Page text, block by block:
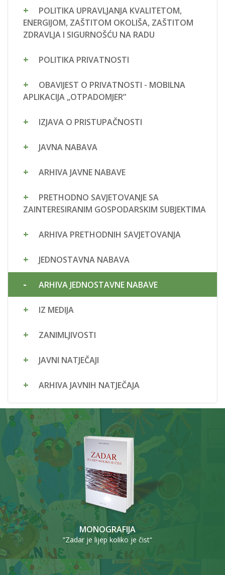
POLITIKA UPRAVLJANJA KVALITETOM,
ENERGIJOM, ZAŠTITOM OKOLIŠA, ZAŠTITOM
ZDRAVLJA I SIGURNOŠĆU NA RADU
POLITIKA PRIVATNOSTI
OBAVIJEST O PRIVATNOSTI - MOBILNA
APLIKACIJA „OTPADOMJER”
IZJAVA O PRISTUPAČNOSTI
JAVNA NABAVA
ARHIVA JAVNE NABAVE
PRETHODNO SAVJETOVANJE SA
ZAINTERESIRANIM GOSPODARSKIM SUBJEKTIMA
ARHIVA PRETHODNIH SAVJETOVANJA
JEDNOSTAVNA NABAVA
ARHIVA JEDNOSTAVNE NABAVE
IZ MEDIJA
ZANIMLJIVOSTI
JAVNI NATJEČAJI
ARHIVA JAVNIH NATJEČAJA
MONOGRAFIJA
“Zadar je lijep koliko je čist“